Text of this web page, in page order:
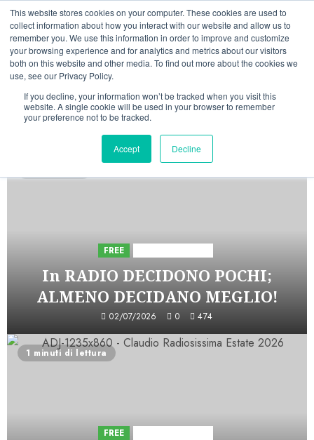
This website stores cookies on your computer. These cookies are used to
collect information about how you interact with our website and allow us to
remember you. We use this information in order to improve and customize
your browsing experience and for analytics and metrics about our visitors
both on this website and other media. To find out more about the cookies we
use, see our Privacy Policy.
If you decline, your information won’t be tracked when you visit this
website. A single cookie will be used in your browser to remember
your preference not to be tracked.
Accept Decline
Vai
contenuto
08/08/202618:49:53
LinkedinFacebook
X TelegramWhatsappMastodon
INIZIATIVE ASTORRI
FREE
In RADIO DECIDONO POCHI;
ALMENO DECIDANO MEGLIO!
02/07/2026 0 474
1 minuti di lettura
FREE